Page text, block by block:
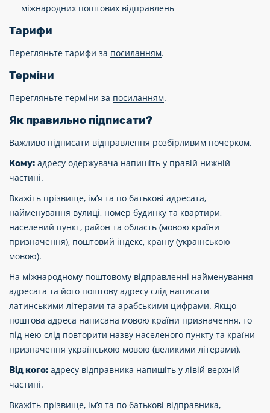
міжнародних поштових відправлень
Тарифи
Перегляньте тарифи за посиланням.
Терміни
Перегляньте терміни за посиланням.
Як правильно підписати?
Важливо підписати відправлення розбірливим почерком.
Кому: адресу одержувача напишіть у правій нижній
частині.
Вкажіть прізвище, ім’я та по батькові адресата,
найменування вулиці, номер будинку та квартири,
населений пункт, район та область (мовою країни
призначення), поштовий індекс, країну (українською
мовою).
На міжнародному поштовому відправленні найменування
адресата та його поштову адресу слід написати
латинськими літерами та арабськими цифрами. Якщо
поштова адреса написана мовою країни призначення, то
під нею слід повторити назву населеного пункту та країни
призначення українською мовою (великими літерами).
Від кого: адресу відправника напишіть у лівій верхній
частині.
Вкажіть прізвище, ім’я та по батькові відправника,